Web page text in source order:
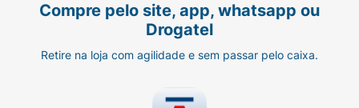
Compre pelo site, app, whatsapp ou
Drogatel
Retire na loja com agilidade e sem passar pelo caixa.